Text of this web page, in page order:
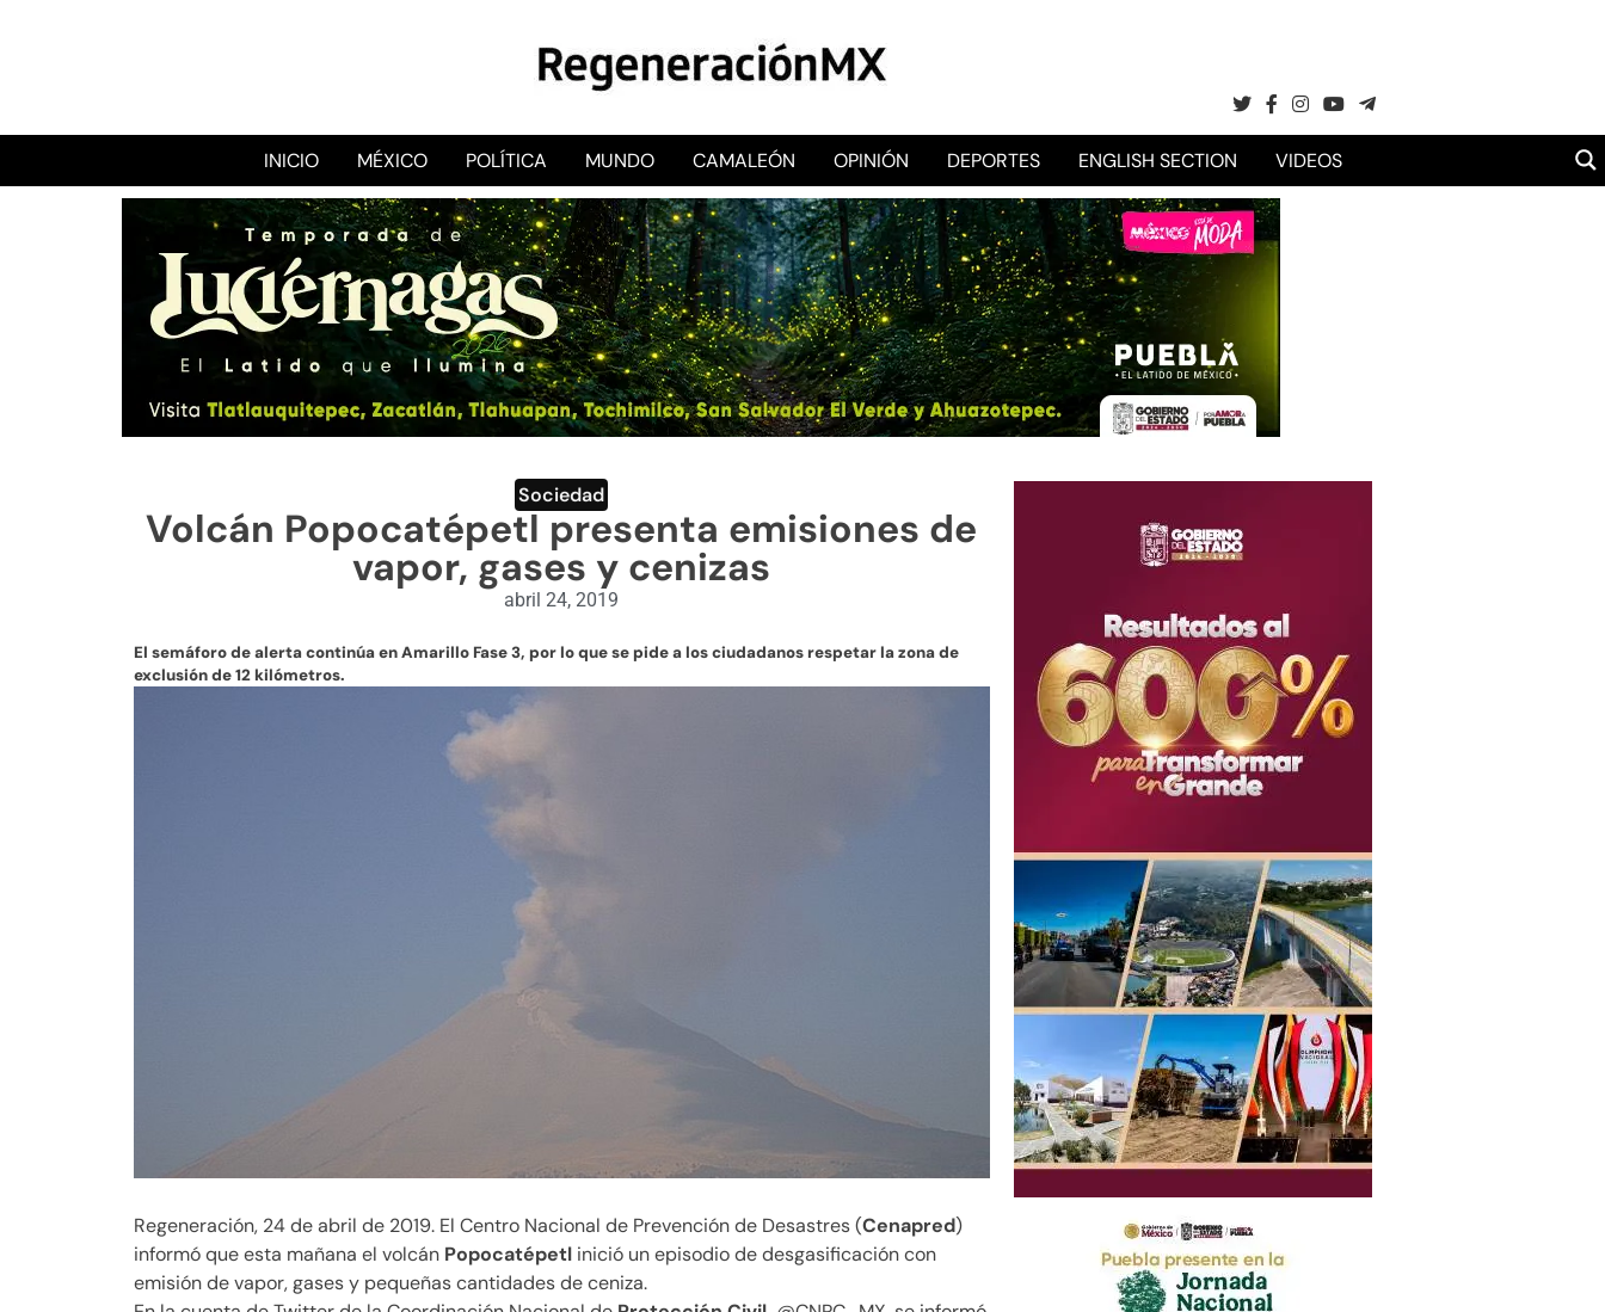
RegeneraciónMX
Sitio de noticias libre e independiente
INICIO MÉXICO POLÍTICA MUNDO CAMALEÓN OPINIÓN DEPORTES ENGLISH SECTION VIDEOS
Sociedad
Volcán Popocatépetl presenta emisiones de
vapor, gases y cenizas
abril 24, 2019
El semáforo de alerta continúa en Amarillo Fase 3, por lo que se pide a los ciudadanos respetar la zona de
exclusión de 12 kilómetros.
Regeneración, 24 de abril de 2019. El Centro Nacional de Prevención de Desastres (Cenapred)
informó que esta mañana el volcán Popocatépetl inició un episodio de desgasificación con
emisión de vapor, gases y pequeñas cantidades de ceniza.